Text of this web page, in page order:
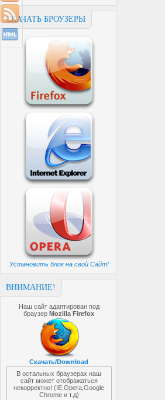
СКАЧАТЬ БРОУЗЕРЫ
Установить блок на свой Сайт!
ВНИМАНИЕ!
Наш сайт адаптирован под
браузерMozilla Firefox
Скачать/Download
В остальных браузерах наш
сайт может отображаться
некорректно! (IE,Opera,Google
Chrome и т.д)